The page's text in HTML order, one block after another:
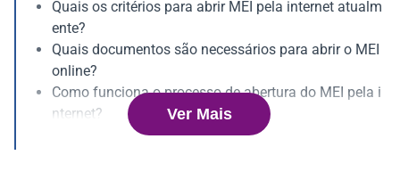
Quais os critérios para abrir MEI pela internet atualm
ente?
Quais documentos são necessários para abrir o MEI
online?
Como funciona o processo de abertura do MEI pela i
nternet?
É preciso pagar para abrir MEI ou o processo é gratui
Ver Mais